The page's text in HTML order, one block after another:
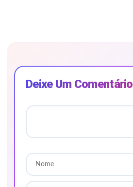
Deixe Um Comentário